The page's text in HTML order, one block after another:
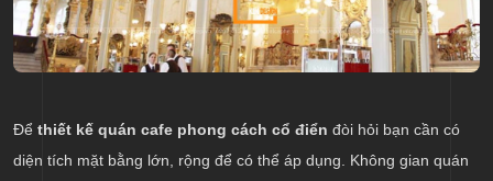
Để thiết kế quán cafe phong cách cổ điển đòi hỏi bạn cần có
diện tích mặt bằng lớn, rộng để có thể áp dụng. Không gian quán